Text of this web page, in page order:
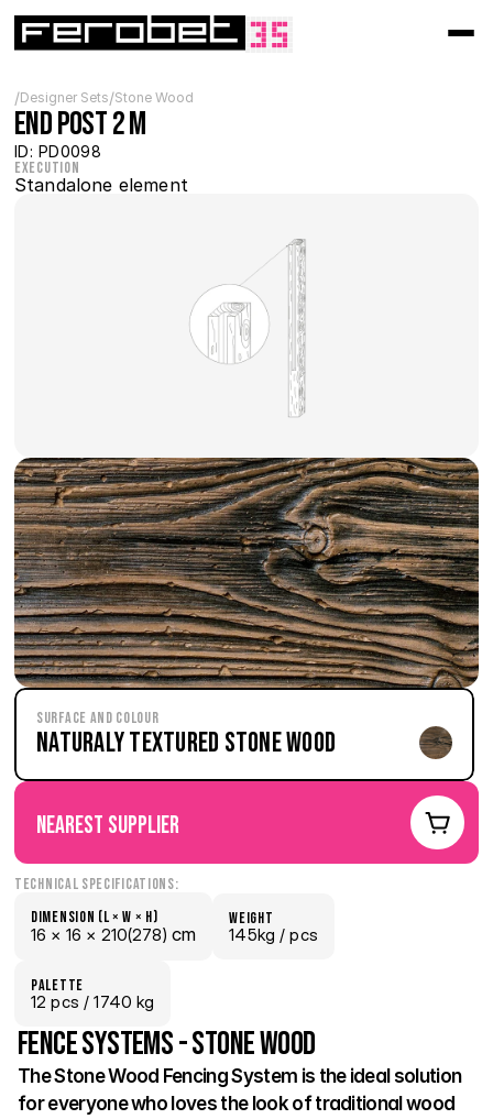
/Designer Sets/Stone Wood
End post 2 m
ID: PD0098
Execution
Standalone element
Surface and Colour
Naturaly Textured Stone Wood
nearest supplier
Technical Specifications:
Dimension (L × W × H)
16 × 16 × 210(278) cm
weight
145kg / pcs
palette
12 pcs / 1740 kg
Fence systems - Stone Wood
The Stone Wood Fencing System is the ideal solution
for everyone who loves the look of traditional wood